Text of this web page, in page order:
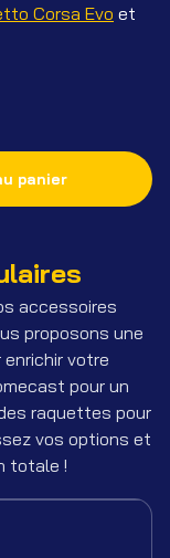
Corsa Evo et
accessoires
proposons une
enrichir votre
pour un
raquettes pour
vos options et
totale !